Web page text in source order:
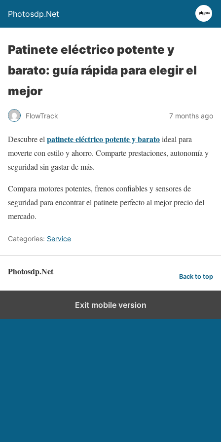
Photosdp.Net
Patinete eléctrico potente y
barato: guía rápida para elegir el
mejor
FlowTrack 7 months ago
Descubre el patinete eléctrico potente y baratoideal para
moverte con estilo y ahorro. Comparte prestaciones, autonomía y
seguridad sin gastar de más.
Compara motores potentes, frenos confiables y sensores de
seguridad para encontrar el patinete perfecto al mejor precio del
mercado.
Categories: Service
Photosdp.Net Back to top
Exit mobile version